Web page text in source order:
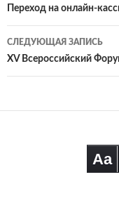
по
записям
Переход на онлайн-
СЛЕДУЮЩАЯ ЗАПИСЬ
XV Всероссийский
Aa